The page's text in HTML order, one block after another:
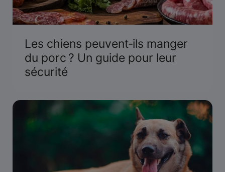
Les chiens peuvent‑ils manger
du porc ? Un guide pour leur
sécurité